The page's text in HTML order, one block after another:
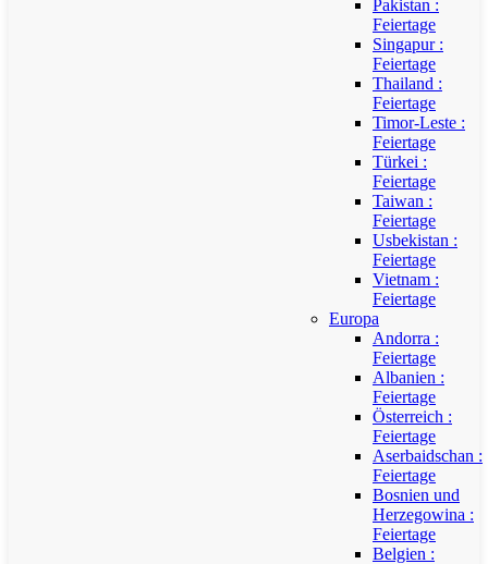
Pakistan :
Feiertage
Singapur :
Feiertage
Thailand :
Feiertage
Timor-Leste :
Feiertage
Türkei :
Feiertage
Taiwan :
Feiertage
Usbekistan :
Feiertage
Vietnam :
Feiertage
Europa
Andorra :
Feiertage
Albanien :
Feiertage
Österreich :
Feiertage
Aserbaidschan :
Feiertage
Bosnien und
Herzegowina :
Feiertage
Belgien :